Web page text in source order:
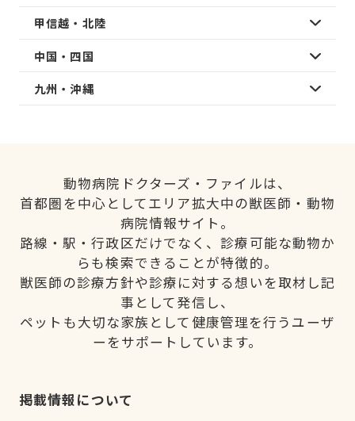
甲信越・北陸
中国・四国
九州・沖縄
動物病院ドクターズ・ファイルは、
首都圏を中心としてエリア拡大中の獣医師・動物
病院情報サイト。
路線・駅・行政区だけでなく、診療可能な動物か
らも検索できることが特徴的。
獣医師の診療方針や診療に対する想いを取材し記
事として発信し、
ペットも大切な家族として健康管理を行うユーザ
ーをサポートしています。
掲載情報について